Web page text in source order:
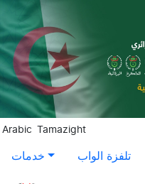
Aller au contenu principal
Arabic Tamazight
خدمات تلفزة الواب